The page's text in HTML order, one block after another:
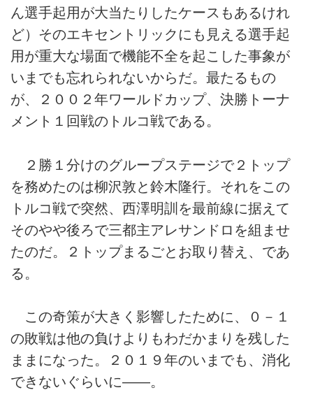
ん選手起用が大当たりしたケースもあるけれ
ど）そのエキセントリックにも見える選手起
用が重大な場面で機能不全を起こした事象が
いまでも忘れられないからだ。最たるもの
が、２００２年ワールドカップ、決勝トーナ
メント１回戦のトルコ戦である。
２勝１分けのグループステージで２トップ
を務めたのは柳沢敦と鈴木隆行。それをこの
トルコ戦で突然、西澤明訓を最前線に据えて
そのやや後ろで三都主アレサンドロを組ませ
たのだ。２トップまるごとお取り替え、であ
る。
この奇策が大きく影響したために、０－１
の敗戦は他の負けよりもわだかまりを残した
ままになった。２０１９年のいまでも、消化
できないぐらいに――。